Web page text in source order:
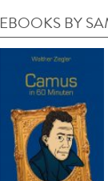
EBOOKS BY